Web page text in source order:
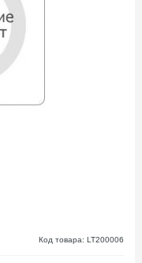
Код товара: LT200006